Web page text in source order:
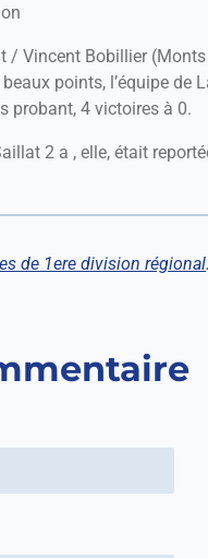
/ Vincent Bobillier
points, l’équipe de
probant, 4 victoires à 0.
2 a , elle, était
15/18 ans :